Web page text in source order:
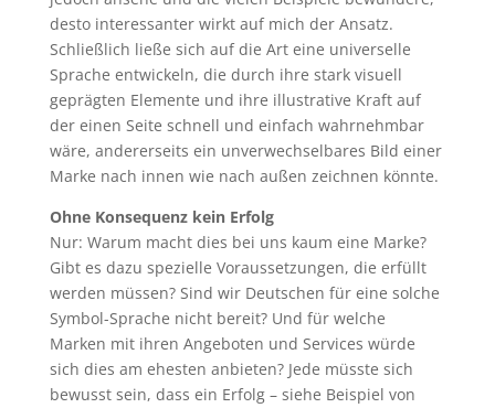
desto interessanter wirkt auf mich der Ansatz.
Schließlich ließe sich auf die Art eine universelle
Sprache entwickeln, die durch ihre stark visuell
geprägten Elemente und ihre illustrative Kraft auf
der einen Seite schnell und einfach wahrnehmbar
wäre, andererseits ein unverwechselbares Bild einer
Marke nach innen wie nach außen zeichnen könnte.
Ohne Konsequenz kein Erfolg
Nur: Warum macht dies bei uns kaum eine Marke?
Gibt es dazu spezielle Voraussetzungen, die erfüllt
werden müssen? Sind wir Deutschen für eine solche
Symbol-Sprache nicht bereit? Und für welche
Marken mit ihren Angeboten und Services würde
sich dies am ehesten anbieten? Jede müsste sich
bewusst sein, dass ein Erfolg – siehe Beispiel von